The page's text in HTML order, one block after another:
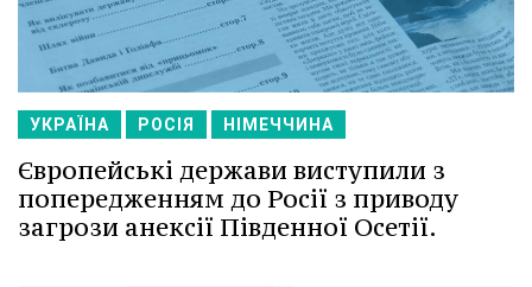
УКРАЇНА РОСІЯ НІМЕЧЧИНА
Європейські держави виступили з
попередженням до Росії з приводу
загрози анексії Південної Осетії.